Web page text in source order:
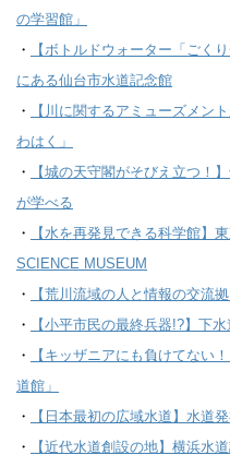
の学習館」
・
【ボトルドウォーター「ごく
にある仙台市水道記念館
・
【川に関するアミューズメン
わはく」
・
【城の天守閣がそびえ立つ！
が学べる
・
【水を再発見できる科学館】
SCIENCE MUSEUM
・
【荒川流域の人と情報の交流
・
【小平市民の最終兵器!?】下
・
【キッザニアにも負けてない
道館」
・
【日本最初の広域水道】水道
・
【近代水道創設の地】横浜水